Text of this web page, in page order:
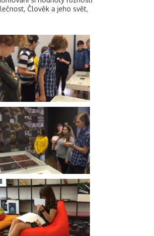
Člověk a jeho svět,